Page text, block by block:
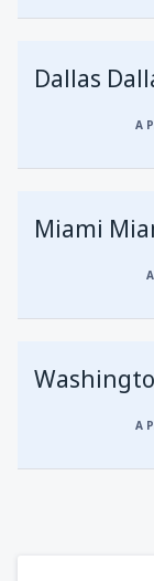
Dallas
A
Miami
A
A
A